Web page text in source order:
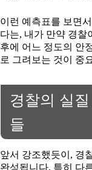
이런 예측표를 보면
다는, 내가 만약 경찰
후에 어느 정도의 안
로 그려보는 것이 중
경찰의 실
들
앞서 강조했듯이, 경
완성됩니다. 특히 다